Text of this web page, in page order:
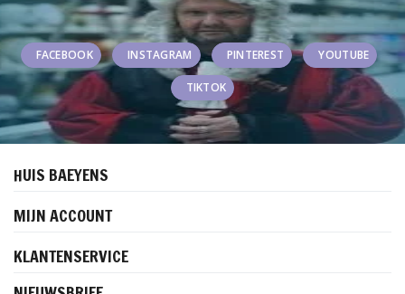
FACEBOOK INSTAGRAM PINTEREST YOUTUBE
TIKTOK
HUIS BAEYENS
MIJN ACCOUNT
KLANTENSERVICE